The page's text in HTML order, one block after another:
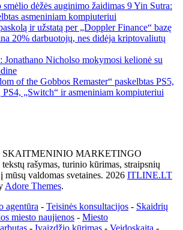
dėžės auginimo žaidimas 9 Yin Sutra:
asmeniniam kompiuteriui
ir užstatą per „Doppler Finance“ bazę
20% darbuotojų, nes didėja kriptovaliutų
Jonathano Nicholso mokymosi kelionė su
of the Gobbos Remaster“ paskelbtas PS5,
PS4, „Switch“ ir asmeniniam kompiuteriui
MARKETINGO
rašymas, turinio kūrimas, straipsnių
mūsų valdomas svetaines. 2026 ITLINE.LT
Adore Themes.
agentūra - Teisinės konsultacijos - Skaidrių
miesto naujienos - Miesto